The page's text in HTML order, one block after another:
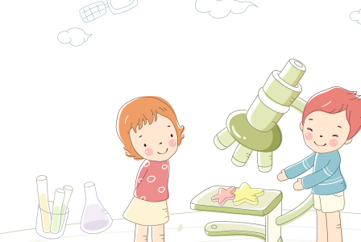
習營」等師生，參訪
「第56屆全國技能競
字稿及LCD託播影（
轉知衛生福利部社會
檢送該部國民健康
產期高風險孕產婦（
關懷計畫」說明1份
有關社團法人中華民
家長協會(以下稱該
「115年度『視界同
庭支持與分享系列講
場線上座談會」活動
檢送桃園市政府家庭
「小桃家3月課程資
檢送本府新聞處115
安全宣導標語播放表
宣導影像素材
檢送行政院新聞傳播
月份公共服務政策溝
檢送桃園市立慈文國